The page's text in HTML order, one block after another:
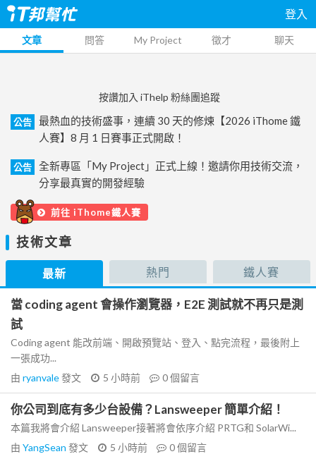
登入
文章 問答 My Project 徵才 聊天
按讚加入 iThelp 粉絲團追蹤
公告
最熱血的技術盛事，連續 30 天的修煉【2026 iThome 鐵
人賽】8 月 1 日賽事正式開啟！
公告
全新專區「My Project」正式上線！邀請你用技術交流，
分享最真實的開發經驗
前往 iThome鐵人賽
技術文章
最新 熱門 鐵人賽
當 coding agent 會操作瀏覽器，E2E 測試就不再只是測
試
Coding agent 能改前端、開啟預覽站、登入、點完流程，最後附上
一張成功...
由 ryanvale發文 5 小時前 0個留言
你公司到底有多少台設備？Lansweeper 簡單介紹！
本篇我將會介紹 Lansweeper接著將會依序介紹 PRTG和 SolarWi...
由 YangSean 發文 5 小時前 0個留言